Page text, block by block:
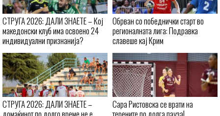
СТРУГА 2026: ДАЛИ ЗНАЕТЕ – Кој
македонски клуб има освоено 24
индивидуални признанија?
Обрван со победнички старт во
регионалната лига: Подравка
славеше кај Крим
СТРУГА 2026: ДАЛИ ЗНАЕТЕ –
Сара Ристовска се врати на